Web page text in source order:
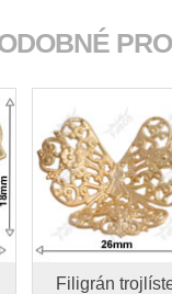
Filigrán